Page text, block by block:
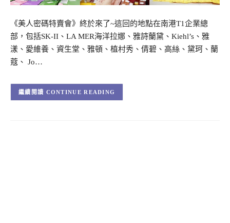
《美人密碼特賣會》終於來了~這回的地點在南港T1企業總
部，包括SK-II、LA MER海洋拉娜、雅詩蘭黛、Kiehl’s、雅
漾、愛維養、資生堂、雅頓、植村秀、倩碧、高絲、黛珂、蘭
蔻、 Jo…
CONTINUE READING